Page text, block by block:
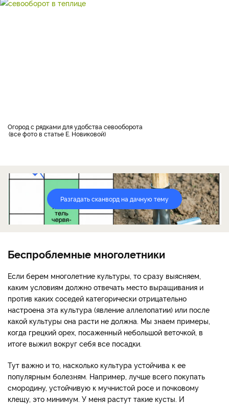
Огород с рядками для удобства севооборота
все фото в статье Е. Новиковой
Разгадать сканворд на дачную тему
Беспроблемные многолетники
Если берем многолетние культуры, то сразу выясняем,
каким условиям должно отвечать место выращивания и
против каких соседей категорически отрицательно
настроена эта культура (явление аллелопатии) или после
какой культуры она расти не должна. Мы знаем примеры,
когда грецкий орех, посаженный небольшой веточкой, в
итоге выжил вокруг себя все посадки.
Тут важно и то, насколько культура устойчива к ее
популярным болезням. Например, лучше всего покупать
смородину, устойчивую к мучнистой росе и почковому
клещу, это минимум. У меня растут такие кусты. И